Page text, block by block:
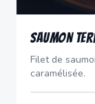
Saumon
Filet de
caramélisée.